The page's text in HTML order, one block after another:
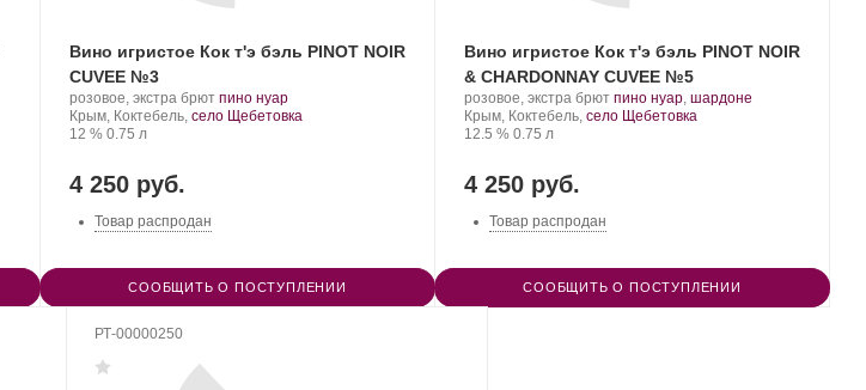
Вино игристое Кок т'э бэль PINOT NOIR
CUVEE №3
Производитель:
Cock
t'est
розовое, экстра брют .
Сорт
пино нуар.
Регион:
Крым, Коктебель, село Щебетовка
Крепость
12 %. Объем
0.75 л
4 250 руб.
Товар распродан
СООБЩИТЬ О ПОСТУПЛЕНИИ
Вино игристое Кок т'э бэль PINOT NOIR
& CHARDONNAY CUVEE №5
Производитель:
Cock
t'est
розовое, экстра брют .
Сорт
пино нуар, шардоне
Регион:
Крым, Коктебель, село Щебетовка
Крепость
12.5 %. Объем
0.75 л
4 250 руб.
Товар распродан
СООБЩИТЬ О ПОСТУПЛЕНИИ
РТ-00000250